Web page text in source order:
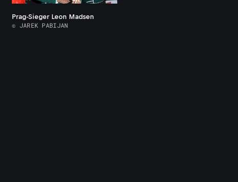
Prag-Sieger Leon Madsen
© JAREK PABIJAN